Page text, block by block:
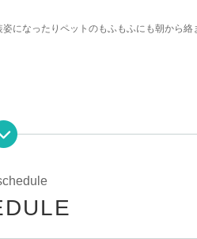
になったりペットのもふもふにも朝から